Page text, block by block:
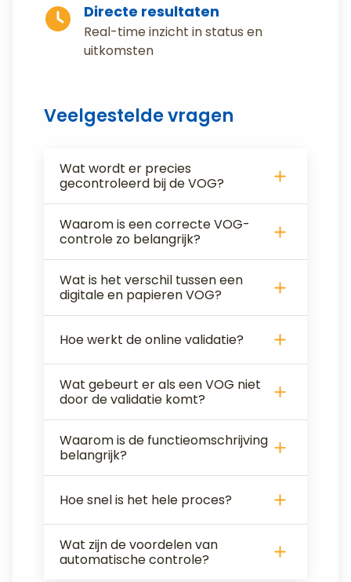
Directe resultaten
Real-time inzicht in status en
uitkomsten
Veelgestelde vragen
Wat wordt er precies
gecontroleerd bij de VOG?
Waarom is een correcte VOG-
controle zo belangrijk?
Wat is het verschil tussen een
digitale en papieren VOG?
Hoe werkt de online validatie?
Wat gebeurt er als een VOG niet
door de validatie komt?
Waarom is de functieomschrijving
belangrijk?
Hoe snel is het hele proces?
Wat zijn de voordelen van
automatische controle?